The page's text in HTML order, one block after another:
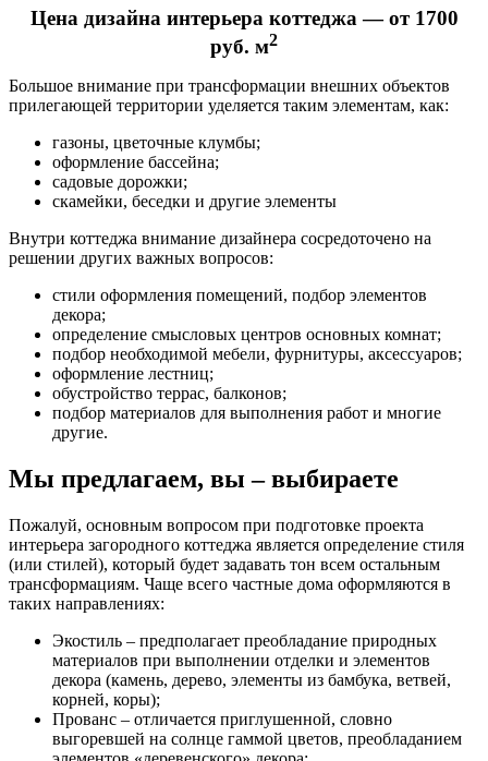
Цена дизайна интерьера коттеджа — от 1700
руб. м2
Большое внимание при трансформации внешних объектов
прилегающей территории уделяется таким элементам, как:
газоны, цветочные клумбы;
оформление бассейна;
садовые дорожки;
скамейки, беседки и другие элементы
Внутри коттеджа внимание дизайнера сосредоточено на
решении других важных вопросов:
стили оформления помещений, подбор элементов
декора;
определение смысловых центров основных комнат;
подбор необходимой мебели, фурнитуры, аксессуаров;
оформление лестниц;
обустройство террас, балконов;
подбор материалов для выполнения работ и многие
другие.
Мы предлагаем, вы – выбираете
Пожалуй, основным вопросом при подготовке проекта
интерьера загородного коттеджа является определение стиля
(или стилей), который будет задавать тон всем остальным
трансформациям. Чаще всего частные дома оформляются в
таких направлениях:
Экостиль – предполагает преобладание природных
материалов при выполнении отделки и элементов
декора (камень, дерево, элементы из бамбука, ветвей,
корней, коры);
Прованс – отличается приглушенной, словно
выгоревшей на солнце гаммой цветов, преобладанием